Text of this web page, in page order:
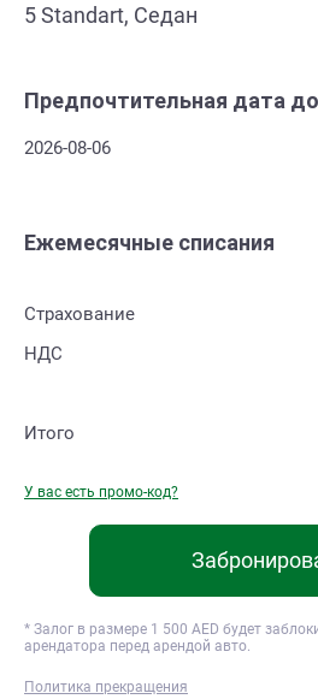
5 Standart, Седан
Предпочтительная дата
2026-08-06
Ежемесячные списания
Страхование
НДС
Итого
У вас есть промо-код?
* Залог в размере 1 500 AED будет
арендатора перед арендой авто.
Политика прекращения